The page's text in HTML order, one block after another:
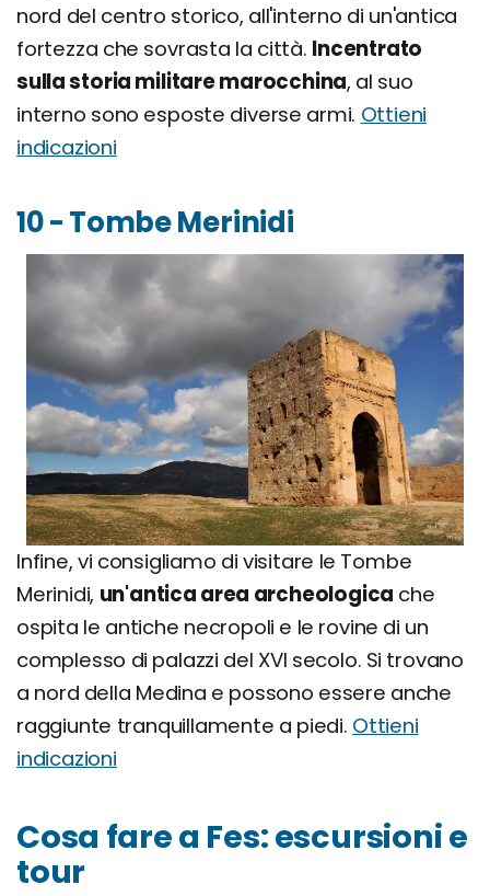
nord del centro storico, all'interno di un'antica
fortezza che sovrasta la città. Incentrato
sulla storia militare marocchina, al suo
interno sono esposte diverse armi. Ottieni
indicazioni
10 - Tombe Merinidi
Infine, vi consigliamo di visitare le Tombe
Merinidi, un'antica area archeologica che
ospita le antiche necropoli e le rovine di un
complesso di palazzi del XVI secolo. Si trovano
a nord della Medina e possono essere anche
raggiunte tranquillamente a piedi. Ottieni
indicazioni
Cosa fare a Fes: escursioni e
tour